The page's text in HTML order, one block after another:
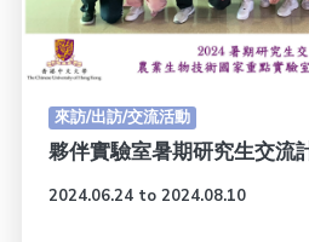
來訪/出訪/交流活動
夥伴實驗室暑期研究生交流
2024.06.24 to 2024.08.10